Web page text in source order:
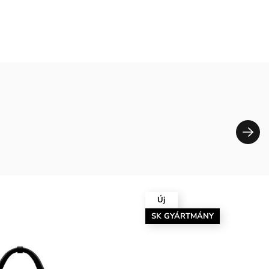
Új
SK GYÁRTMÁNY